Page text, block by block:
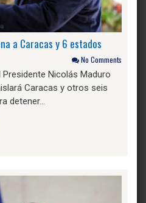
a Caracas y 6 estados
No Comments
Nicolás Maduro
Caracas y otros seis
detener…